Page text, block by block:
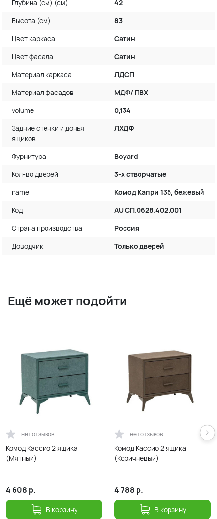
Глубина (см) (см)
42
Высота (см)
83
Цвет каркаса
Сатин
Цвет фасада
Сатин
Материал каркаса
ЛДСП
Материал фасадов
МДФ/ ПВХ
volume
0,134
Задние стенки и донья
ящиков
ЛХДФ
Фурнитура
Boyard
Кол-во дверей
3-х створчатые
name
Комод Капри 135, бежевый
Код
AU СП.0628.402.001
Страна производства
Россия
Доводчик
Только дверей
Ещё может подойти
нет отзывов
Комод Кассио 2 ящика
(Мятный)
4 608 р.
В корзину
нет отзывов
Комод Кассио 2 ящика
(Коричневый)
4 788 р.
В корзину